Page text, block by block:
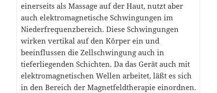
einerseits als Massage auf der Haut, nutzt aber
auch elektromagnetische Schwingungen im
Niederfrequenzbereich. Diese Schwingungen
wirken vertikal auf den Körper ein und
beeinflussen die Zellschwingung auch in
tieferliegenden Schichten. Da das Gerät auch mit
elektromagnetischen Wellen arbeitet, läßt es sich
in den Bereich der Magnetfeldtherapie einordnen.